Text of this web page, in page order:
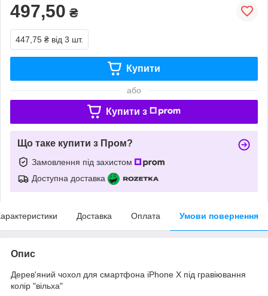
497,50 ₴
447,75 ₴ від 3 шт.
Купити
або
Купити з
Що таке купити з Пром?
Замовлення під захистом
Доступна доставка
Доставка Оплата Умови повернення
Опис
Дерев'яний чохол для смартфона iPhone X під гравіювання
колір "вільха"